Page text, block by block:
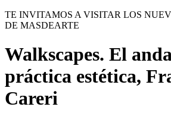
TE INVITAMOS A VISITAR LOS
DE MASDEARTE
Walkscapes. El
práctica estética,
Careri